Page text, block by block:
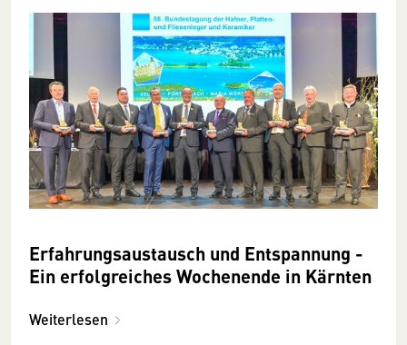
Erfahrungsaustausch und Entspannung -
Ein erfolgreiches Wochenende in Kärnten
Weiterlesen